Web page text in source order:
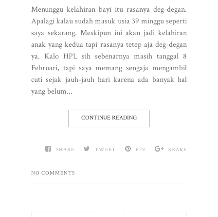
Menunggu kelahiran bayi itu rasanya deg-degan.
Apalagi kalau sudah masuk usia 39 minggu seperti
saya sekarang. Meskipun ini akan jadi kelahiran
anak yang kedua tapi rasanya tetep aja deg-degan
ya. Kalo HPL sih sebenarnya masih tanggal 8
Februari, tapi saya memang sengaja mengambil
cuti sejak jauh-jauh hari karena ada banyak hal
yang belum...
CONTINUE READING
SHARE TWEET PIN SHARE
NO COMMENTS